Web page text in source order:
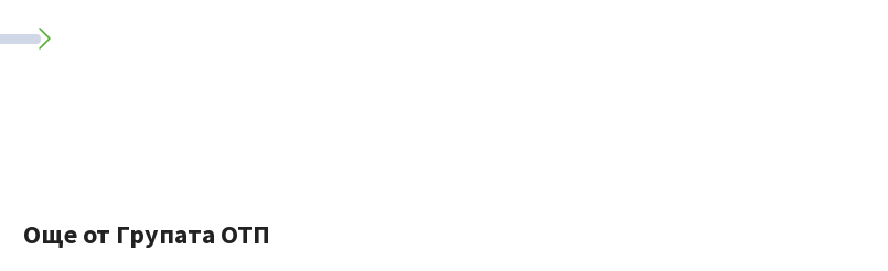
Още от Групата ОТП